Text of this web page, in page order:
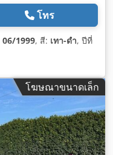
โทร
06/1999, สี: เทา-ดำ, ปีที่
โฆษณาขนาดเล็ก